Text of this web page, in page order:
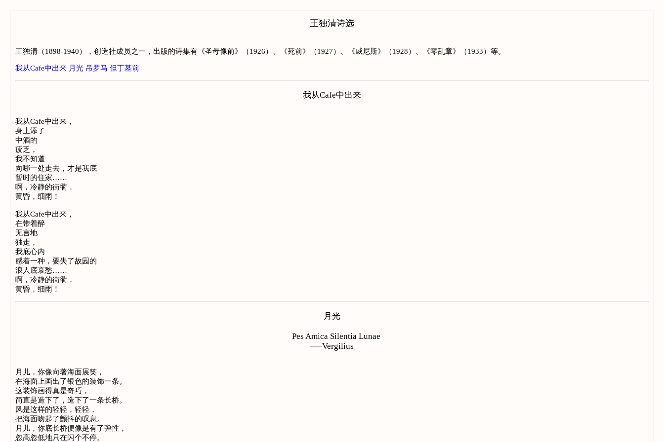
王独清诗选
王独清（1898-1940），创造社成员之一，出版的诗集有《圣母像前》（1926）、《死前》（1927）、《威尼斯》（1928）、《零乱章》（1933）等。
我从Cafe中出来 月光 吊罗马 但丁墓前
我从Cafe中出来
我从Cafe中出来，
身上添了
中酒的
疲乏，
我不知道
向哪一处走去，才是我底
暂时的住家……
啊，冷静的街衢，
黄昏，细雨！
我从Cafe中出来，
在带着醉
无言地
独走，
我底心内
感着一种，要失了故园的
浪人底哀愁……
啊，冷静的街衢，
黄昏，细雨！
月光
Pes Amica Silentia Lunae
──Vergilius
月儿，你像向著海面展笑，
在海面上画出了银色的装饰一条。
这装饰画得真是奇巧，
简直是造下了，造下了一条长桥。
风是这样的轻轻，轻轻，
把海面吻起了颤抖的叹息。
月儿，你底长桥便像是有了弹性，
忽高忽低地只在闪个不停。